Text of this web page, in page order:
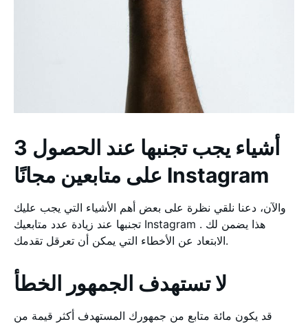
3 أشياء يجب تجنبها عند الحصول
على متابعين مجانًا Instagram
والآن، دعنا نلقي نظرة على بعض أهم الأشياء التي يجب عليك
تجنبها عند زيادة عدد متابعيك Instagram . هذا يضمن لك
الابتعاد عن الأخطاء التي يمكن أن تعرقل تقدمك.
لا تستهدف الجمهور الخطأ
قد يكون مائة متابع من جمهورك المستهدف أكثر قيمة من